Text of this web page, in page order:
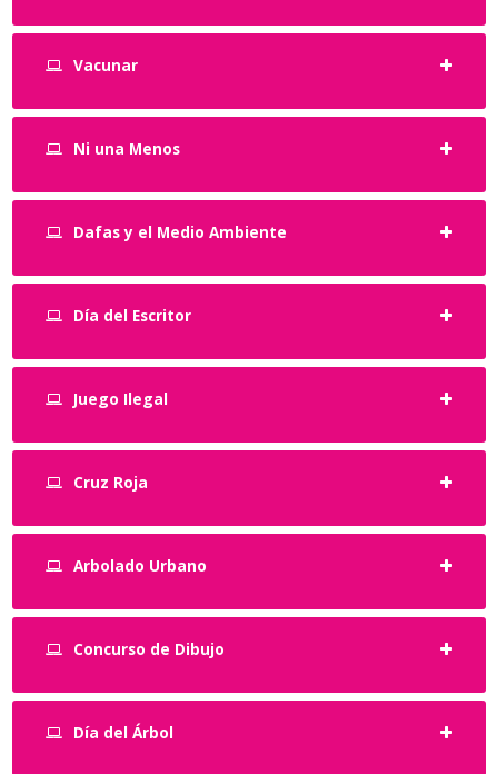
Vacunar
Ni una Menos
Dafas y el Medio Ambiente
Día del Escritor
Juego Ilegal
Cruz Roja
Arbolado Urbano
Concurso de Dibujo
Día del Árbol